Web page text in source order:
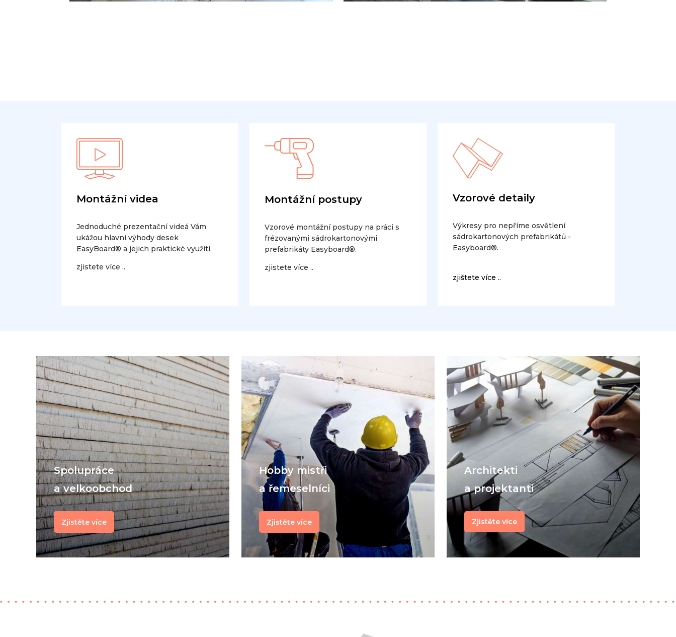
Montážní videa
Jednoduché prezentační videá Vám
ukážou hlavní výhody desek
EasyBoard® a jejich praktické využití.
zjistete více ..
Montážní postupy
Vzorové montážní postupy na práci s
frézovanými sádrokartonovými
prefabrikáty Easyboard®.
zjistete více ..
Vzorové detaily
Výkresy pro nepříme osvětlení
sádrokartonových prefabrikátů -
Easyboard®.
zjištete více ..
Spolupráce
a velkoobchod
Zjistěte více
f
Hobby mistři
a řemeselníci
Zjistěte více
Architekti
a projektanti
Zjistěte více